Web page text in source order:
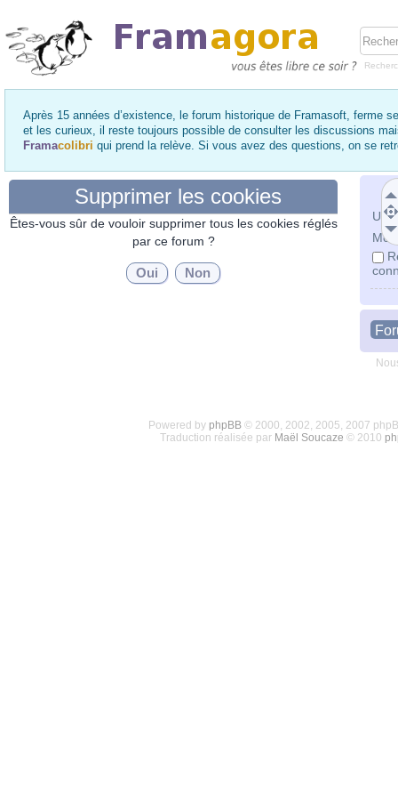
Après 15 années d’existence, le forum historique de Framasoft, ferme
et les curieux, il reste toujours possible de consulter les discussions
Framacolibri qui prend la relève. Si vous avez des questions, on se
Mot
Supprimer les cookies
Êtes-vous sûr de vouloir supprimer tous les cookies réglés
par ce forum ?
Powered by phpBB© 2000, 2002, 2005, 2007
Traduction réalisée par Maël Soucaze © 2010